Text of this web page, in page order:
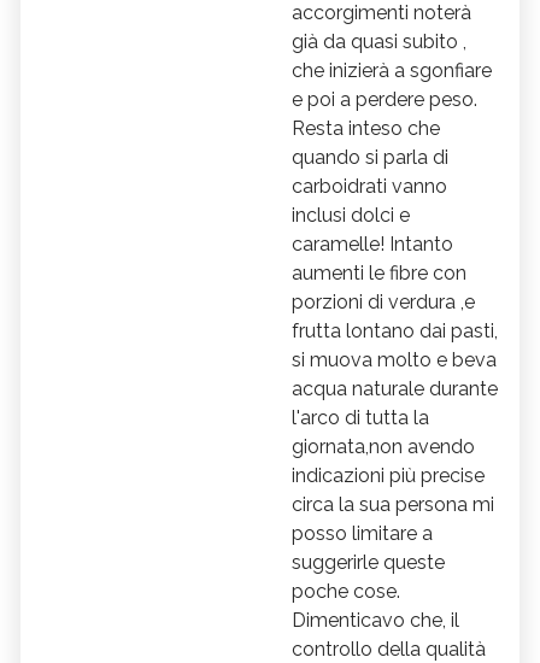
accorgimenti noterà
già da quasi subito ,
che inizierà a sgonfiare
e poi a perdere peso.
Resta inteso che
quando si parla di
carboidrati vanno
inclusi dolci e
caramelle! Intanto
aumenti le fibre con
porzioni di verdura ,e
frutta lontano dai pasti,
si muova molto e beva
acqua naturale durante
l'arco di tutta la
giornata,non avendo
indicazioni più precise
circa la sua persona mi
posso limitare a
suggerirle queste
poche cose.
Dimenticavo che, il
controllo della qualità